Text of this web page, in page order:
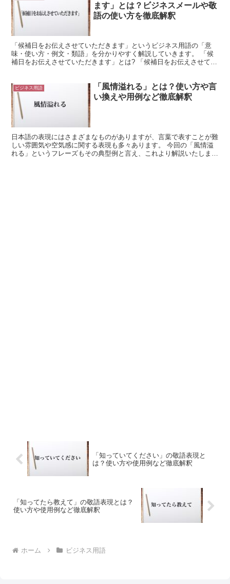
ます」とは？ビジネスメールや敬
語の使い方を徹底解釈
「候補日をお伝えさせていただきます」というビジネス用語の「意
味・使い方・例文・類語」を分かりやすく解説していきます。 「候
補日をお伝えさせていただきます」とは? 「候補日をお伝えさせてい
ビジネス用語
「風情溢れる」とは？使い方や言
い換えや用例など徹底解釈
日本語の表現にはさまざまなものがありますが、言葉で表すことが難
しい雰囲気や空気感に関する表現も多々あります。 今回の「風情溢
れる」というフレーズもその典型例と言え、これより解説いたしま
「知っていてください」の敬語表現と
は？使い方や使用例など徹底解釈
「知ってたら教えて」の敬語表現とは？
使い方や使用例など徹底解釈
ホーム ビジネス用語